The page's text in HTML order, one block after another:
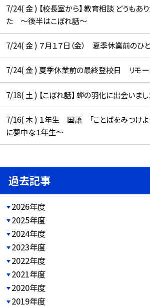
7/24( 金 ) 【校長室から】 教育相談 どうもあ
た ～後半はこぼれ話～
7/24( 金 ) ７月１７日（金） 夏季休業前のひ
7/24( 金 ) 夏季休業前の最終登校日 リモー
7/18( 土 ) 【こぼれ話】 蝉の羽化に出会いま
7/16( 木 ) １年生 国語 「ことばをみつけよ
に夢中な１年生～
過去記事
2026年度
2025年度
2024年度
2023年度
2022年度
2021年度
2020年度
2019年度